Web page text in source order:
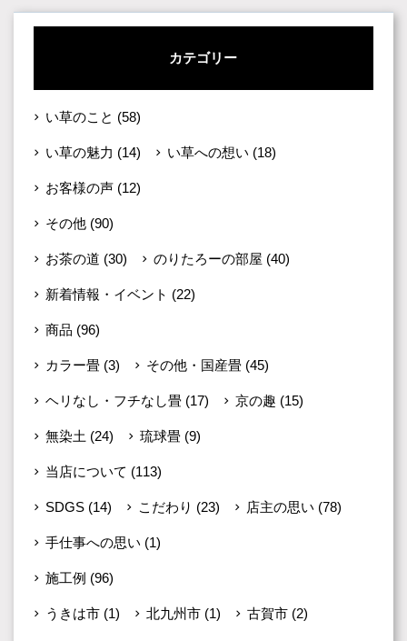
カテゴリー
い草のこと (58)
い草の魅力 (14) い草への想い (18)
お客様の声 (12)
その他 (90)
お茶の道 (30) のりたろーの部屋 (40)
新着情報・イベント (22)
商品 (96)
カラー畳 (3) その他・国産畳 (45)
ヘリなし・フチなし畳 (17) 京の趣 (15)
無染土 (24) 琉球畳 (9)
当店について (113)
SDGS (14) こだわり (23) 店主の思い (78)
手仕事への思い (1)
施工例 (96)
うきは市 (1) 北九州市 (1) 古賀市 (2)